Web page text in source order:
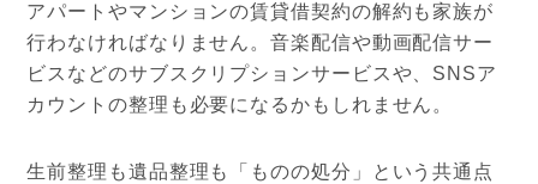
アパートやマンションの賃貸借契約の解約も家族が
行わなければなりません。音楽配信や動画配信サー
ビスなどのサブスクリプションサービスや、SNSア
カウントの整理も必要になるかもしれません。
生前整理も遺品整理も「ものの処分」という共通点